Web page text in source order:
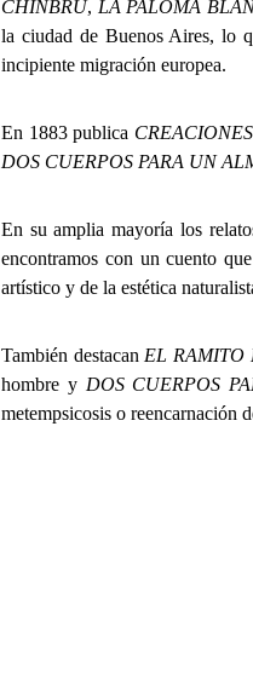
CHINBRÚ, LA PALOMA
la ciudad de Buenos Aires, lo
incipiente migración europea.
En 1883 publica CREACIONES
DOS CUERPOS PARA UN
En su amplia mayoría los
encontramos con un cuento
artístico y de la estética
También destacan EL RAMITO
hombre y DOS CUERPOS
metempsicosis o reencarnación